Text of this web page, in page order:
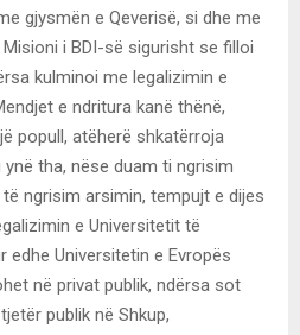
gjysmën e Qeverisë, si dhe me
i BDI-së sigurisht se filloi
kulminoi me legalizimin e
e ndritura kanë thënë,
popull, atëherë shkatërroja
tha, nëse duam ti ngrisim
ngrisim arsimin, tempujt e dijes
e Universitetit të
edhe Universitetin e Evropës
në privat publik, ndërsa sot
publik në Shkup,